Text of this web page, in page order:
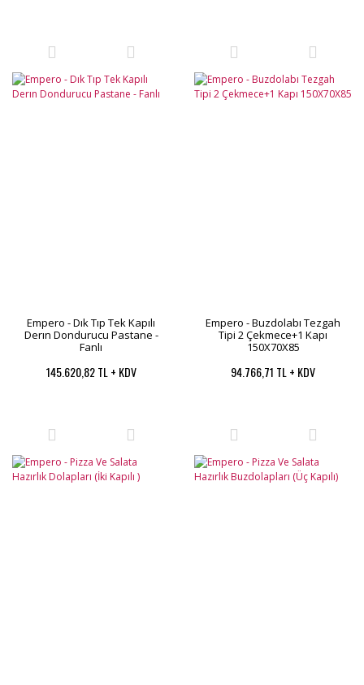
Empero - Dık Tıp Tek Kapılı
Derın Dondurucu Pastane -
Fanlı
145.620,82 TL + KDV
Empero - Buzdolabı Tezgah
Tipi 2 Çekmece+1 Kapı
150X70X85
94.766,71 TL + KDV